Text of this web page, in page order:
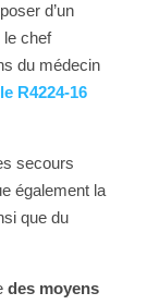
d’un
le chef
du médecin
R4224-16
secours
également la
que du
des moyens